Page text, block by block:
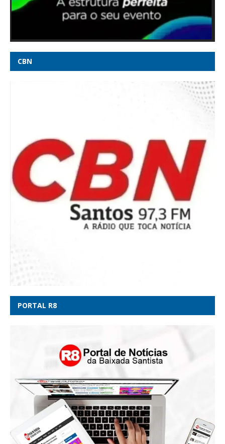
Milei republica postagem com críticas a Lula - CNN Brasil
Foto achada pela PF mostra políticos em piscina com
Ala do STF vê como ‘inadmissível’ tom da manifestação de
chefes da PF em apoio ao diretor-geral em meio a crise com
CBN
PORTAL R8